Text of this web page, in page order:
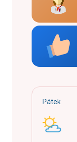
Pátek